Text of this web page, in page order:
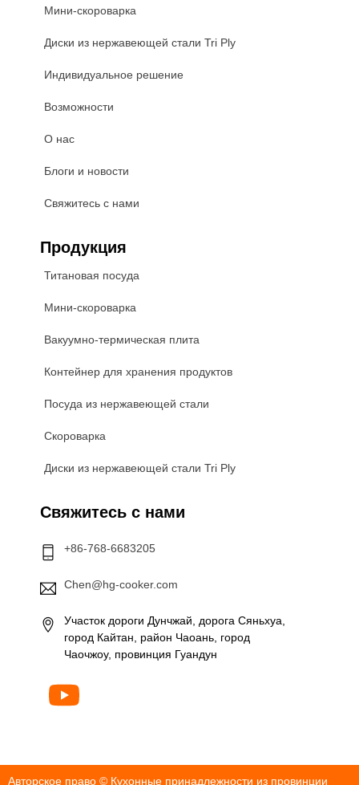
Мини-скороварка
Диски из нержавеющей стали Tri Ply
Индивидуальное решение
Возможности
О нас
Блоги и новости
Свяжитесь с нами
Продукция
Титановая посуда
Мини-скороварка
Вакуумно-термическая плита
Контейнер для хранения продуктов
Посуда из нержавеющей стали
Скороварка
Диски из нержавеющей стали Tri Ply
Свяжитесь с нами
+86-768-6683205
Chen@hg-cooker.com
Участок дороги Дунчжай, дорога Сяньхуа,
город Кайтан, район Чаоань, город
Чаочжоу, провинция Гуандун
Авторское право © Кухонные принадлежности из провинции